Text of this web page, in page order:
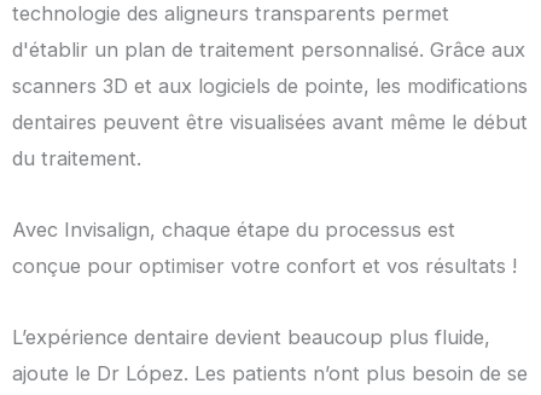
technologie des aligneurs transparents permet
d'établir un plan de traitement personnalisé. Grâce aux
scanners 3D et aux logiciels de pointe, les modifications
dentaires peuvent être visualisées avant même le début
du traitement.
Avec Invisalign, chaque étape du processus est
conçue pour optimiser votre confort et vos résultats !
L’expérience dentaire devient beaucoup plus fluide,
ajoute le Dr López. Les patients n’ont plus besoin de se